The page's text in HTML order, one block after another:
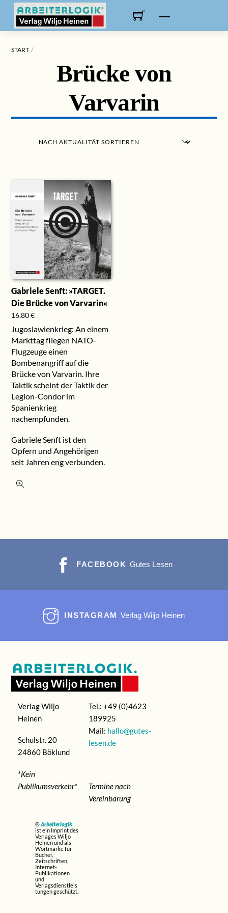
content
START
Brücke von
Varvarin
Gabriele Senft: »TARGET.
Die Brücke von Varvarin«
16,80€
Jugoslawienkrieg: An einem
Markttag fliegen NATO-
Flugzeuge einen
Bombenangriff auf die
Brücke von Varvarin. Ihre
Taktik scheint der Taktik der
Legion-Condor im
Spanienkrieg
nachempfunden.
Gabriele Senft ist den
Opfern und Angehörigen
seit Jahren eng verbunden.
FACEBOOK Gutes Lesen
INSTAGRAM Verlag Wiljo Heinen
Verlag Wiljo
Heinen
Schulstr. 20
24860 Böklund
*Kein
Publikumsverkehr*
Tel.: +49 (0)4623
189925
Mail: hallo@gutes-
lesen.de
Termine nach
Vereinbarung
®Arbeiterlogik
ist ein Imprint des
Verlages Wiljo
Heinen und als
Wortmarke für
Bücher,
Zeitschriften,
Internet-
Publikationen
und
Verlagsdienstleis
tungen geschützt.